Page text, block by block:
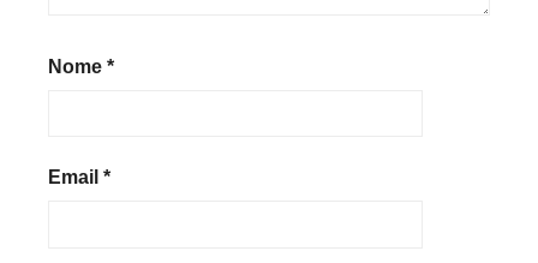
Nome *
Email *